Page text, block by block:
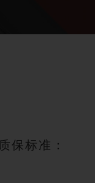
保标准：